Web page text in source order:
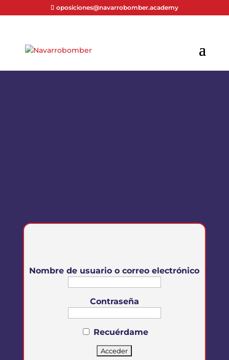
oposiciones@navarrobomber.academy
Nombre de usuario o correo electrónico
Contraseña
Recuérdame